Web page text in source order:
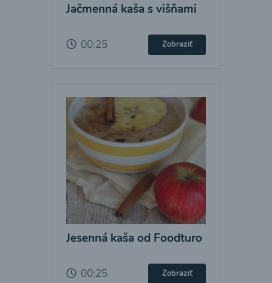
Jačmenná kaša s višňami
00:25 Zobraziť
Jesenná kaša od Foodturo
00:25 Zobraziť